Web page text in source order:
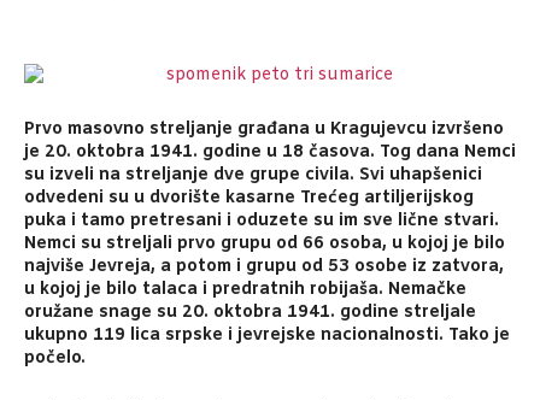
Prvo masovno streljanje građana u Kragujevcu izvršeno
je 20. oktobra 1941. godine u 18 časova. Tog dana Nemci
su izveli na streljanje dve grupe civila. Svi uhapšenici
odvedeni su u dvorište kasarne Trećeg artiljerijskog
puka i tamo pretresani i oduzete su im sve lične stvari.
Nemci su streljali prvo grupu od 66 osoba, u kojoj je bilo
najviše Jevreja, a potom i grupu od 53 osobe iz zatvora,
u kojoj je bilo talaca i predratnih robijaša. Nemačke
oružane snage su 20. oktobra 1941. godine streljale
ukupno 119 lica srpske i jevrejske nacionalnosti. Tako je
počelo.